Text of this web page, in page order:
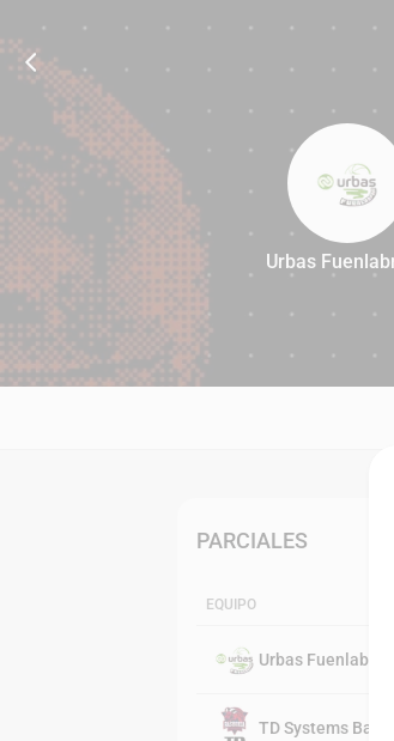
Urbas
PARCIALES
EQUIPO
Urbas Fuenlabrada
TD Systems